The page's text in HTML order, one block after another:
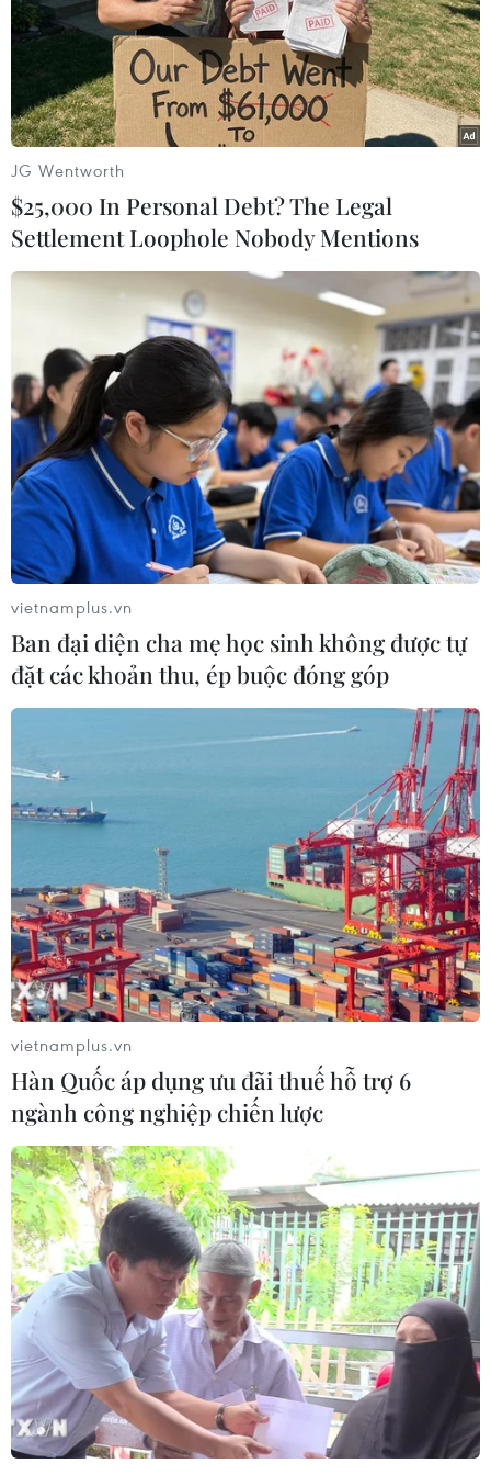
Đụng độ sắc tộc ở Ethiopia khiến hàng
trăm người thiệt mạng
Đụng độ chủ yếu xảy ra giữa người Oromos và người
Amharas ở khu vực North Shoa và khu vực hành chính
của người Oromos, cướp đi sinh mạng của hàng trăm
người.
Mỹ yêu cầu tiếp cận nhân đạo tại vùng
Tigray của Ethiopia
Tổng thống Mỹ Biden yêu cầu các bên tham chiến tại
khu vực Tigray cần tuyên bố và tuân thủ một lệnh ngừng
bắn, qua đó tạo điều kiện thuận lợi cho hoạt động cứu
trợ nhân đạo nhằm ngăn chặn nạn đói.
Việt Nam kêu gọi cộng đồng quốc tế
không để nạn đói xảy ra ở Ethiopia
16/06/2021 00:09
JG Wentworth
$25,000 In Personal Debt? The Legal
Settlement Loophole Nobody Mentions
vietnamplus.vn
Ban đại diện cha mẹ học sinh không được tự
đặt các khoản thu, ép buộc đóng góp
vietnamplus.vn
Hàn Quốc áp dụng ưu đãi thuế hỗ trợ 6
ngành công nghiệp chiến lược